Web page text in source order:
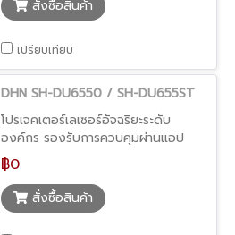
สั่งซื้อสินค้า
เปรียบเทียบ
DHN SH-DU6550 / SH-DU655ST
โปรเจคเตอร์เลเซอร์อัจฉริยะระดับ
องค์กร รองรับการควบคุมผ่านแอป
และระบบติดตั้งขั้นสูง
฿0
สั่งซื้อสินค้า